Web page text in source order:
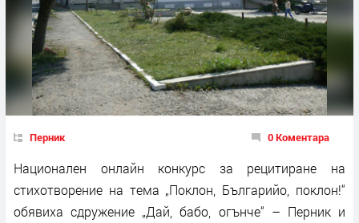
Перник 0 Коментара
Национален онлайн конкурс за рецитиране на
стихотворение на тема „Поклон, Българийо, поклон!“
обявиха сдружение „Дай, бабо, огънче“ – Перник и